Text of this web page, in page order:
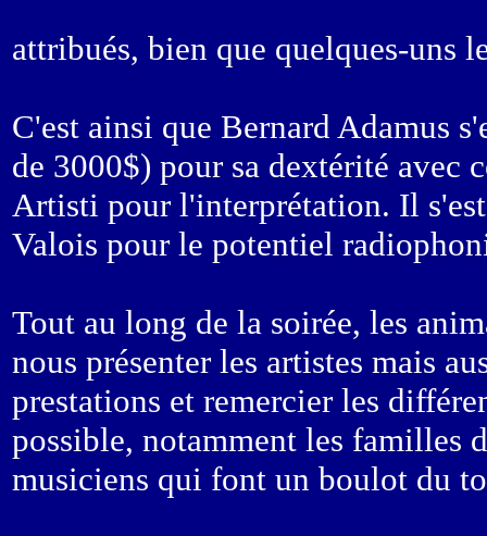
attribués, bien que quelques-uns
C'est ainsi que Bernard Adamus
de 3000$) pour sa dextérité avec
Artisti pour l'interprétation. Il
Valois pour le potentiel
Tout au long de la soirée, les
nous présenter les artistes mais
prestations et remercier les
possible, notamment les familles
musiciens qui font un boulot du